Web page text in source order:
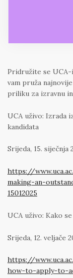
Pridružite se UCA-
vam pruža
priliku za izravnu
UCA uživo: Izrada
kandidata
Srijeda, 15. siječnja
https://
making-an-
15012025
UCA uživo: Kako
Srijeda, 12. veljače
https://
how-to-apply-to-